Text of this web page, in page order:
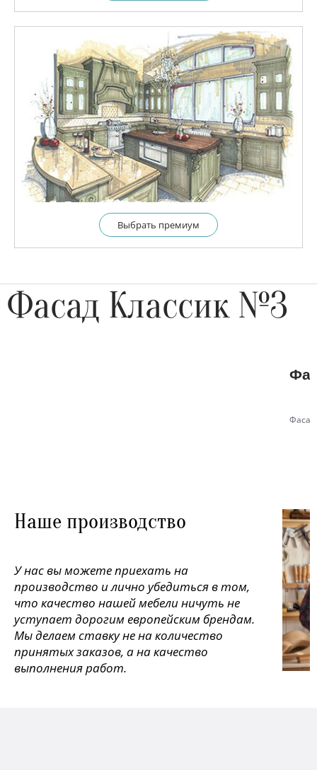
Выбрать премиум
Фасад Классик №3
Наше производство
У нас вы можете приехать на
производство и лично убедиться в том,
что качество нашей мебели ничуть не
уступает дорогим европейским брендам.
Мы делаем ставку не на количество
принятых заказов, а на качество
выполнения работ.